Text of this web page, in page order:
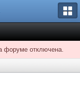
форуме отключена.